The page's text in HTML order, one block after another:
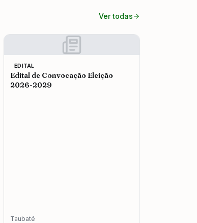
Ver todas
EDITAL
Edital de Convocação Eleição
2026-2029
Taubaté